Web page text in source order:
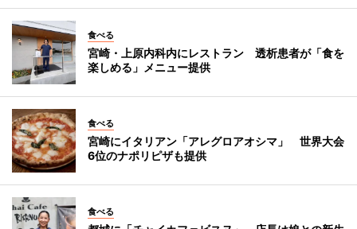
食べる
宮崎・上原内科内にレストラン 透析患者が「食を
楽しめる」メニュー提供
食べる
宮崎にイタリアン「アレグロアオシマ」 世界大会
6位のナポリピザも提供
食べる